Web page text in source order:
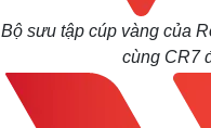
Bộ sưu tập cúp vàng của
cùng CR7